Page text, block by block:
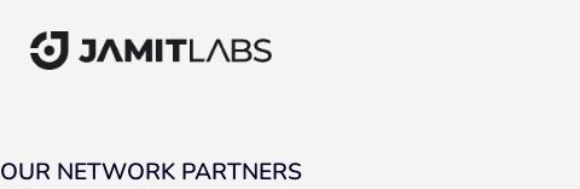
OUR NETWORK PARTNERS